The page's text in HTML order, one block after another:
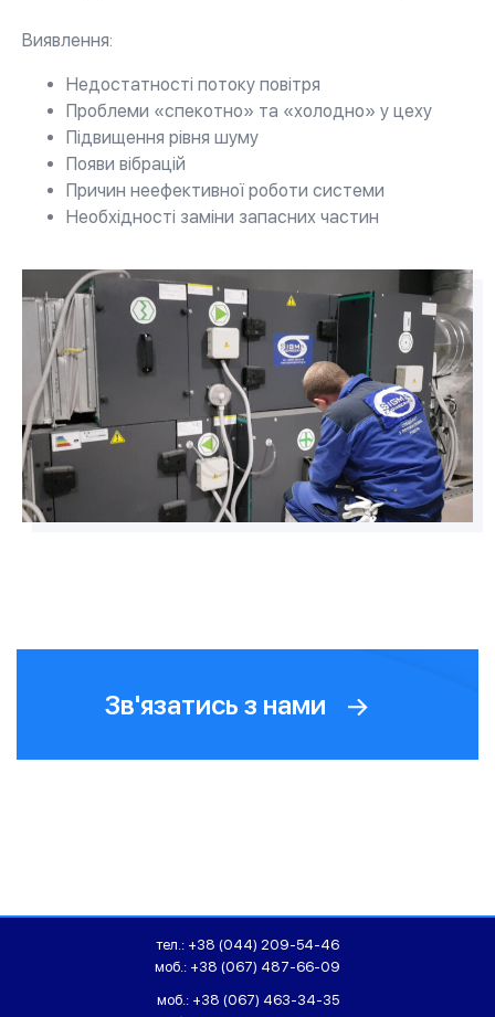
Виявлення:
Недостатності потоку повітря
Проблеми «спекотно» та «холодно» у цеху
Підвищення рівня шуму
Появи вібрацій
Причин неефективної роботи системи
Необхідності заміни запасних частин
Зв'язатись з нами
тел.: +38 (044) 209-54-46
моб.: +38 (067) 487-66-09
моб.:+38 (067) 463-34-35